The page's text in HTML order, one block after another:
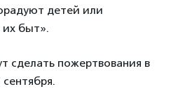
детей или
их быт».
сделать пожертвования в